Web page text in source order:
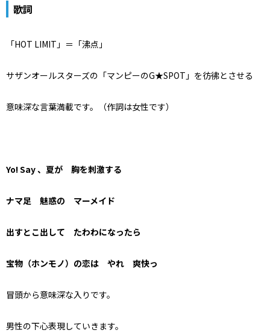
歌詞
「HOT LIMIT」＝「沸点」
サザンオールスターズの「マンピーのG★SPOT」を彷彿とさせる
意味深な言葉満載です。（作詞は女性です）
Yo! Say 、夏が 胸を刺激する
ナマ足 魅惑の マーメイド
出すとこ出して たわわになったら
宝物（ホンモノ）の恋は やれ 爽快っ
冒頭から意味深な入りです。
男性の下心表現していきます。